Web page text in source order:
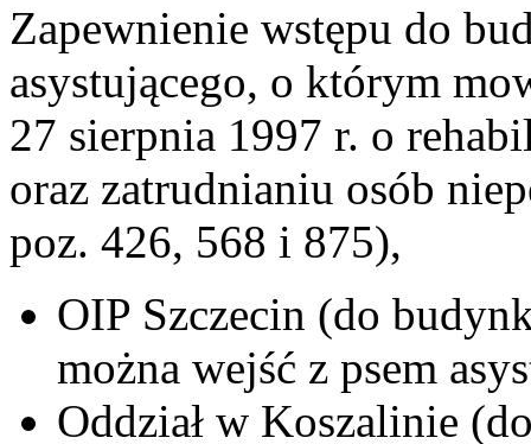
Zapewnienie wstępu do
asystującego, o którym
27 sierpnia 1997 r. o
oraz zatrudnianiu osób
poz. 426, 568 i 875),
OIP Szczecin (do
można wejść z psem
Oddział w Koszalinie